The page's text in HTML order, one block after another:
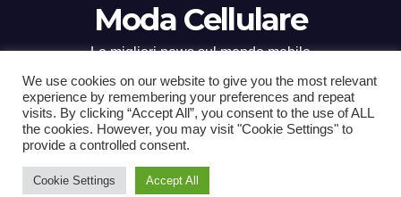
Moda Cellulare
Le migliori news sul mondo mobile
Proudly powered by WordPress| Tema: Newsup diThemeansar
Home ContactCONTATTI
We use cookies on our website to give you the most relevant
experience by remembering your preferences and repeat
visits. By clicking “Accept All”, you consent to the use of ALL
the cookies. However, you may visit "Cookie Settings" to
provide a controlled consent.
Cookie Settings Accept All